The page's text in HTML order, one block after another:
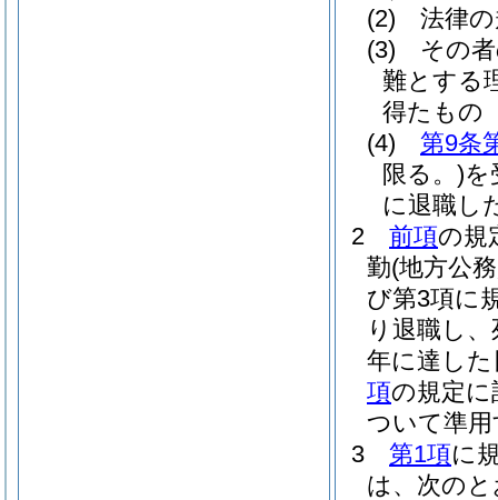
(2)
法律
(3)
その
難とする
得たもの
(4)
第9条
限る。)を
に退職し
2
前項の規
勤(地方公
び第3項に
り退職し、
年に達し
項の規定に
ついて準
3
第1項に
は、次の